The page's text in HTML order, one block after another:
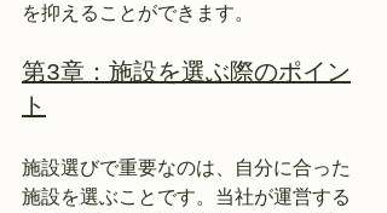
を抑えることができます。
第3章：施設を選ぶ際のポイン
ト
施設選びで重要なのは、自分に合った
施設を選ぶことです。当社が運営する